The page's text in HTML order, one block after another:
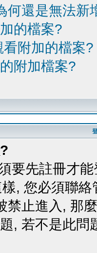
何還是無法新
的檔案?
附加的檔案?
附加檔案?
要先註冊才
, 您必須聯
禁止進入, 那
, 若不是此